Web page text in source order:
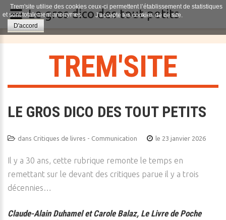
TREM'SITE
LE GROS DICO DES TOUT PETITS
dans Critiques de livres - Communication le 23 janvier 2026
Il y a 30 ans, cette rubrique remonte le temps en
remettant sur le devant des critiques parue il y a trois
décennies…
Claude-Alain Duhamel et Carole Balaz, Le Livre de Poche
Trem'site utilise des cookies ceux-ci permettent l’établissement de statistiques
et sont totalement anonymes.
J'accepte les cookies de ce site.
D'accord
Le gros dico des tout petits